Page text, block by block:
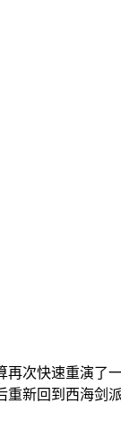
次快速重演了一
新回到西海剑派